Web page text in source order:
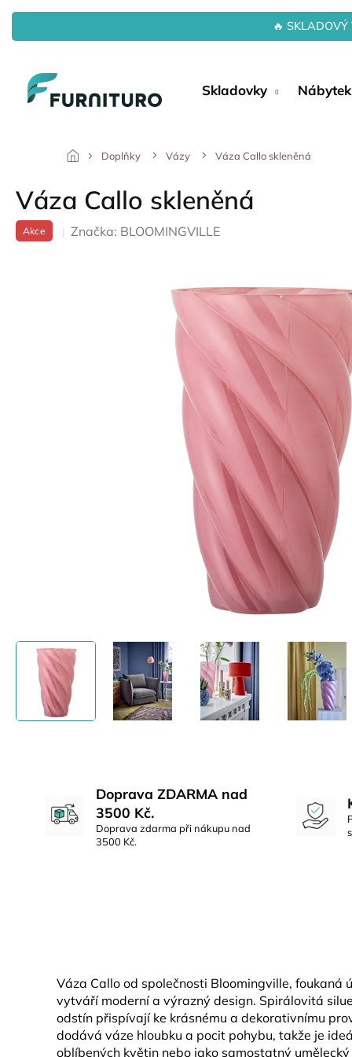
Přejít
obsah
🔥
Skladovky Nábytek
Doplňky Vázy Váza Callo skleněná
Váza Callo skleněná
Akce Značka: BLOOMINGVILLE
Doprava ZDARMA nad
3500 Kč.
Doprava zdarma při nákupu nad
3500 Kč.
Váza Callo od společnosti Bloomingville, foukaná
vytváří moderní a výrazný design. Spirálovitá
odstín přispívají ke krásnému a dekorativnímu
dodává váze hloubku a pocit pohybu, takže je
oblíbených květin nebo jako samostatný umělecký